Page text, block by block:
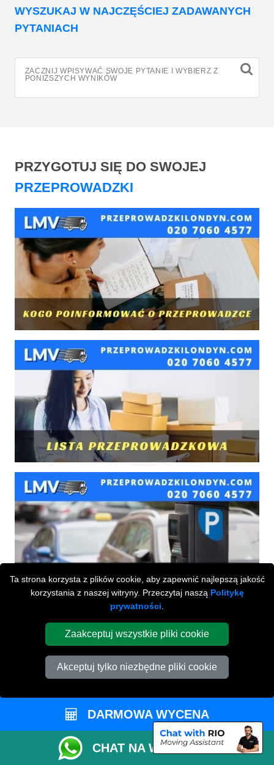
Ta strona korzysta z plików cookie, aby zapewnić najlepszą jakość
korzystania z naszej witryny. Przeczytaj naszą Politykę
prywatności
Zaakceptuj wszystkie pliki cookie
Akceptuj tylko niezbędne pliki cookie
WYSZUKAJ W NAJCZĘŚCIEJ ZADAWANYCH
PYTANIACH
ZACZNIJ WPISYWAĆ SWOJE PYTANIE I WYBIERZ Z
PONIŻSZYCH WYNIKÓW
PRZYGOTUJ SIĘ DO SWOJEJ
PRZEPROWADZKI
673 Seven Sisters Road
N15 5LA London,UK
Napisz do nas
DARMOWA WYCENA
CHAT NA WHATSAPP